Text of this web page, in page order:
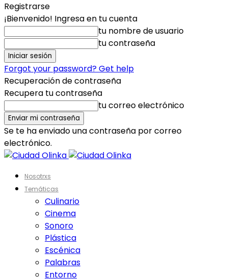
Registrarse
¡Bienvenido! Ingresa en tu cuenta
tu nombre de usuario
tu contraseña
Forgot your password? Get help
Recuperación de contraseña
Recupera tu contraseña
tu correo electrónico
Se te ha enviado una contraseña por correo
electrónico.
Nosotrxs
Temáticas
Culinario
Cinema
Sonoro
Plástica
Escénica
Palabras
Entorno